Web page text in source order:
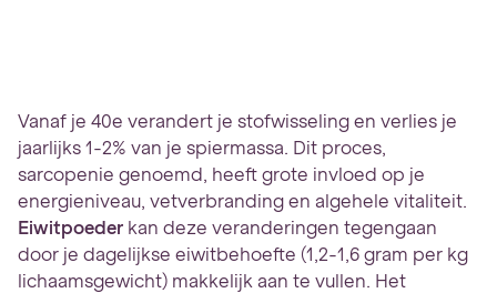
Vanaf je 40e verandert je stofwisseling en verlies je
jaarlijks 1-2% van je spiermassa. Dit proces,
sarcopenie genoemd, heeft grote invloed op je
energieniveau, vetverbranding en algehele vitaliteit.
Eiwitpoeder kan deze veranderingen tegengaan
door je dagelijkse eiwitbehoefte (1,2-1,6 gram per kg
lichaamsgewicht) makkelijk aan te vullen. Het